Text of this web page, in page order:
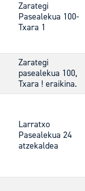
Zarategi
Pasealekua 100-
Txara 1
Zarategi
pasealekua 100,
Txara ! eraikina.
Larratxo
Pasealekua 24
atzekaldea